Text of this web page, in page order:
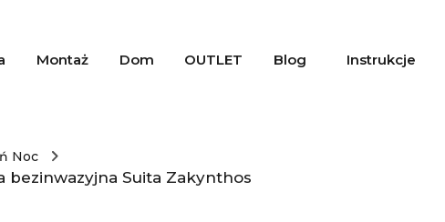
Montaż Dom OUTLET Blog Instrukcje
Noc
bezinwazyjna Suita Zakynthos